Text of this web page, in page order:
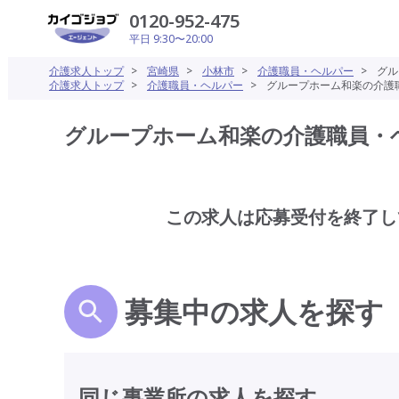
0120-952-475
平日 9:30〜20:00
介護求人トップ > 宮崎県 > 小林市 > 介護職員・ヘルパー >
グ
介護求人トップ > 介護職員・ヘルパー > グループホーム和楽の介
グループホーム和楽の介護職員
この求人は応募受付を終了
募集中の求人を探す